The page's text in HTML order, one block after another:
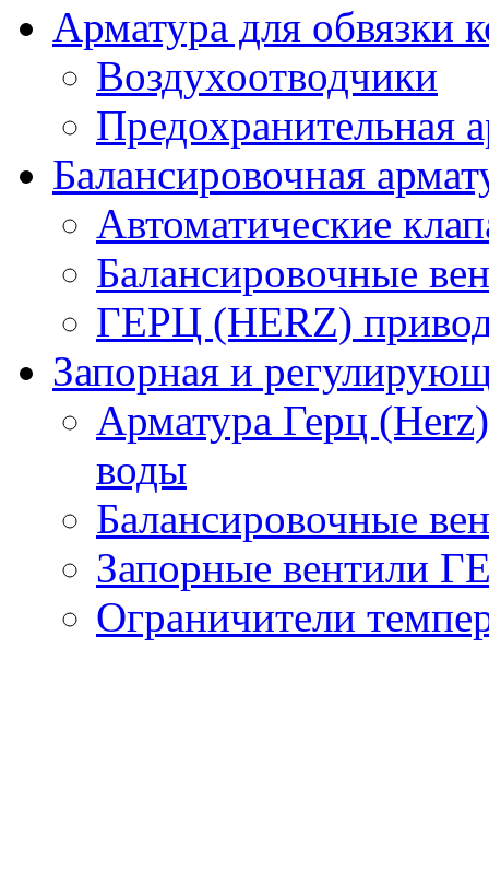
Арматура для обвязки
Воздухоотводчики
Предохранительная
Балансировочная
Автоматические
Балансировочные
ГЕРЦ (HERZ)
Запорная и
Арматура Герц
воды
Балансировочные
Запорные вентили
Ограничители